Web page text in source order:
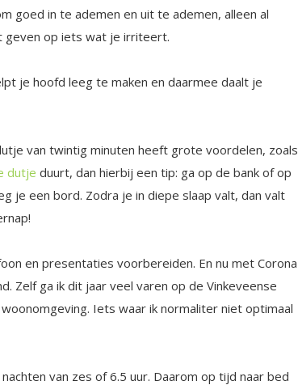
goed in te ademen en uit te ademen, alleen al
geven op iets wat je irriteert.
je hoofd leeg te maken en daarmee daalt je
van twintig minuten heeft grote voordelen, zoals
dutje duurt, dan hierbij een tip: ga op de bank of op
je een bord. Zodra je in diepe slaap valt, dan valt
en presentaties voorbereiden. En nu met Corona
Zelf ga ik dit jaar veel varen op de Vinkeveense
Iets waar ik normaliter niet optimaal
van zes of 6.5 uur. Daarom op tijd naar bed